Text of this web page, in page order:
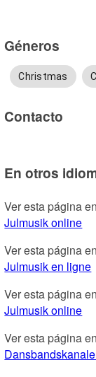
Géneros
Christmas
Contacto
En otros
Ver esta página
Julmusik online
Ver esta página
Julmusik en ligne
Ver esta página
Julmusik online
Ver esta página